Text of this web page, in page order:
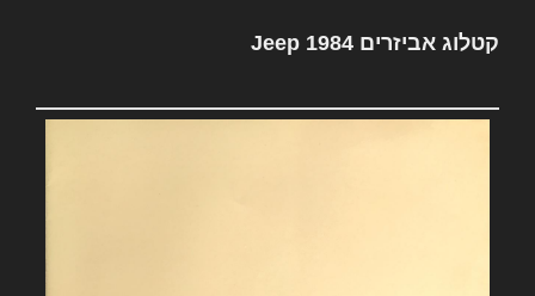
קטלוג אביזרים Jeep 1984